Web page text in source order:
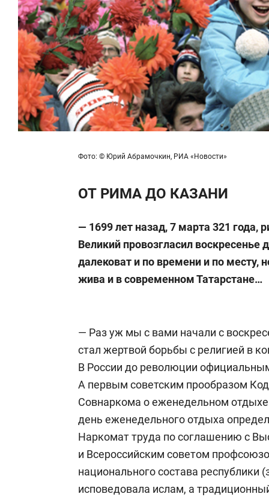
Фото: © Юрий Абрамочкин, РИА «Новости»
ОТ РИМА ДО КАЗАНИ
— 1699 лет назад, 7 марта 321 года,
Великий провозгласил
далековат и по времени и по месту,
жива и в современном Татарстане…
— Раз уж мы с вами начали с
стал жертвой борьбы с религией в
В России до революции
А первым советским прообразом
Совнаркома о еженедельном
день еженедельного отдыха
Наркомат труда по соглашению с
и Всероссийским советом
национального состава республики
исповедовала ислам, а